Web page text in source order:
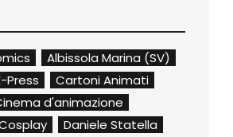
Albissola Marina (SV)
Press
Cartoni Animati
d'animazione
Daniele Statella